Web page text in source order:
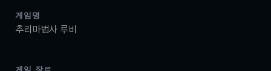
게임명
추리마법사 루비